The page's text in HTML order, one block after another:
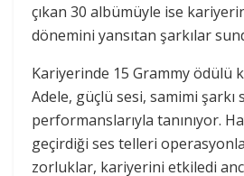
çıkan 30 albümüyle ise
dönemini yansıtan şarkılar
Kariyerinde 15 Grammy ödülü
Adele, güçlü sesi, samimi şarkı
performanslarıyla tanınıyor.
geçirdiği ses telleri
zorluklar, kariyerini etkiledi